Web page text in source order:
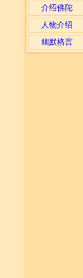
介绍佛陀
人物介绍
幽默格言